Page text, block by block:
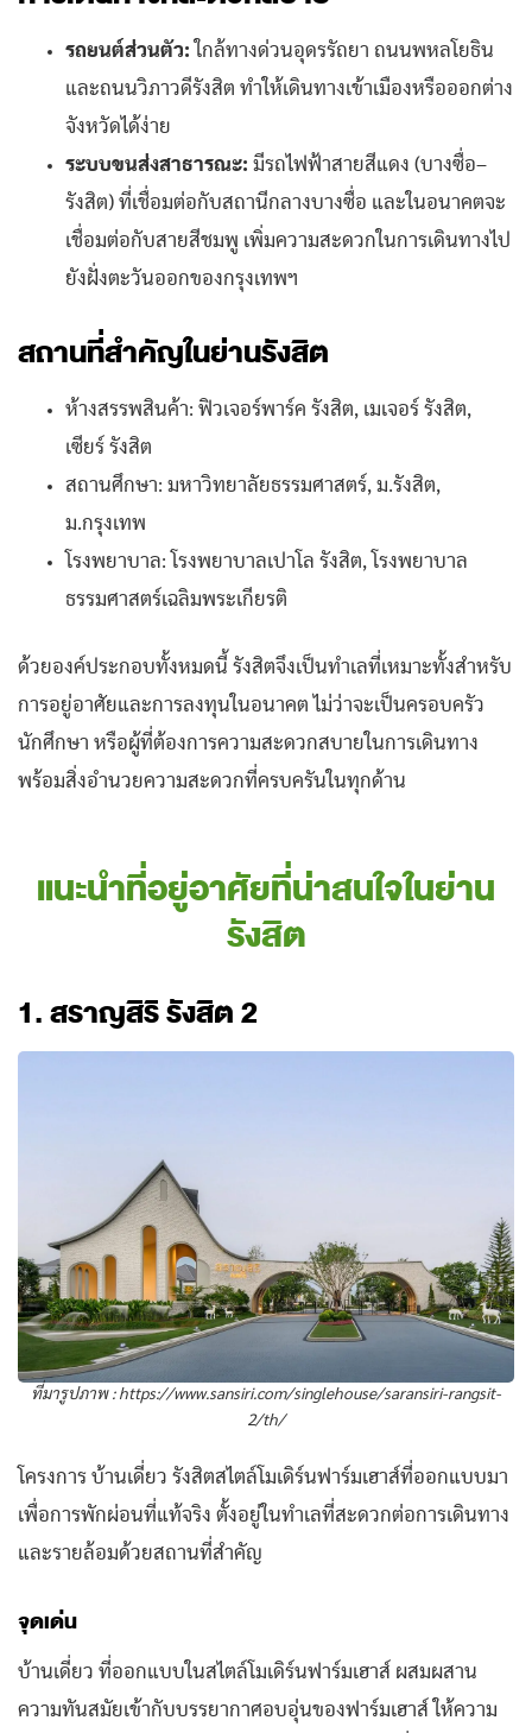
รถยนต์ส่วนตัว: ใกล้ทางด่วนอุดรรัถยา ถนนพหลโยธิน
และถนนวิภาวดีรังสิต ทำให้เดินทางเข้าเมืองหรือออกต่าง
จังหวัดได้ง่าย
ระบบขนส่งสาธารณะ: มีรถไฟฟ้าสายสีแดง (บางซื่อ–
รังสิต) ที่เชื่อมต่อกับสถานีกลางบางซื่อ และในอนาคตจะ
เชื่อมต่อกับสายสีชมพู เพิ่มความสะดวกในการเดินทางไป
ยังฝั่งตะวันออกของกรุงเทพฯ
สถานที่สำคัญในย่านรังสิต
ห้างสรรพสินค้า: ฟิวเจอร์พาร์ค รังสิต, เมเจอร์ รังสิต,
เซียร์ รังสิต
สถานศึกษา: มหาวิทยาลัยธรรมศาสตร์, ม.รังสิต,
ม.กรุงเทพ
โรงพยาบาล: โรงพยาบาลเปาโล รังสิต, โรงพยาบาล
ธรรมศาสตร์เฉลิมพระเกียรติ
ด้วยองค์ประกอบทั้งหมดนี้ รังสิตจึงเป็นทำเลที่เหมาะทั้งสำหรับ
การอยู่อาศัยและการลงทุนในอนาคต ไม่ว่าจะเป็นครอบครัว
นักศึกษา หรือผู้ที่ต้องการความสะดวกสบายในการเดินทาง
พร้อมสิ่งอำนวยความสะดวกที่ครบครันในทุกด้าน
แนะนำที่อยู่อาศัยที่น่าสนใจในย่าน
รังสิต
1.สราญสิริ รังสิต 2
ที่มารูปภาพ : https://www.sansiri.com/singlehouse/saransiri-rangsit-
2/th/
โครงการ บ้านเดี่ยว รังสิตสไตล์โมเดิร์นฟาร์มเฮาส์ที่ออกแบบมา
เพื่อการพักผ่อนที่แท้จริง ตั้งอยู่ในทำเลที่สะดวกต่อการเดินทาง
และรายล้อมด้วยสถานที่สำคัญ
จุดเด่น
บ้านเดี่ยว ที่ออกแบบในสไตล์โมเดิร์นฟาร์มเฮาส์ ผสมผสาน
ความทันสมัยเข้ากับบรรยากาศอบอุ่นของฟาร์มเฮาส์ ให้ความ